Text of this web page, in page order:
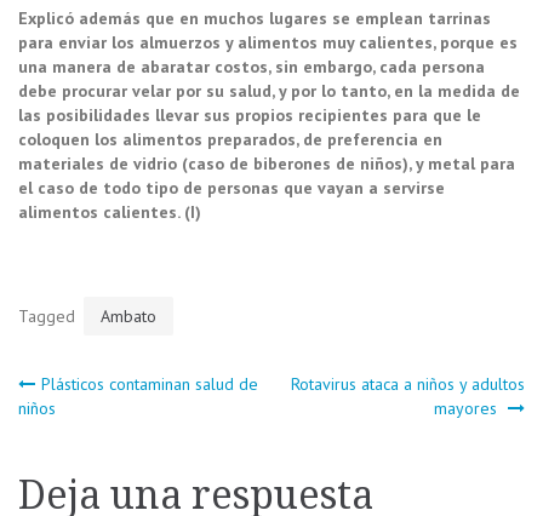
Explicó además que en muchos lugares se emplean tarrinas
para enviar los almuerzos y alimentos muy calientes, porque es
una manera de abaratar costos, sin embargo, cada persona
debe procurar velar por su salud, y por lo tanto, en la medida de
las posibilidades llevar sus propios recipientes para que le
coloquen los alimentos preparados, de preferencia en
materiales de vidrio (caso de biberones de niños), y metal para
el caso de todo tipo de personas que vayan a servirse
alimentos calientes. (I)
Tagged Ambato
Navegación
Plásticos contaminan salud de
niños
Rotavirus ataca a niños y adultos
mayores
Deja una respuesta